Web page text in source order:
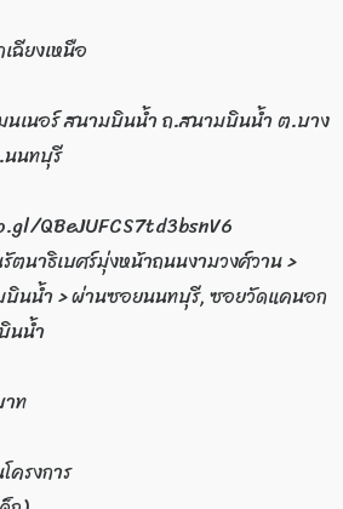
ฉียงเหนือ
เนอร์ สนามบินน้ำ ถ.สนามบินน้ำ ต.บาง
นทบุรี
QBeJUFCS7td3bsnV6
ตนาธิเบศร์มุ่งหน้าถนนงามวงศ์วาน >
บินน้ำ > ผ่านซอยนนทบุรี, ซอยวัดแคนอก
นน้ำ
ท
ครงการ